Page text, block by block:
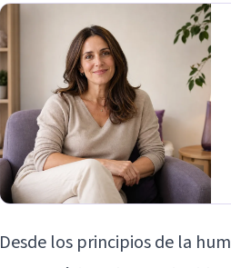
Desde los principios de la